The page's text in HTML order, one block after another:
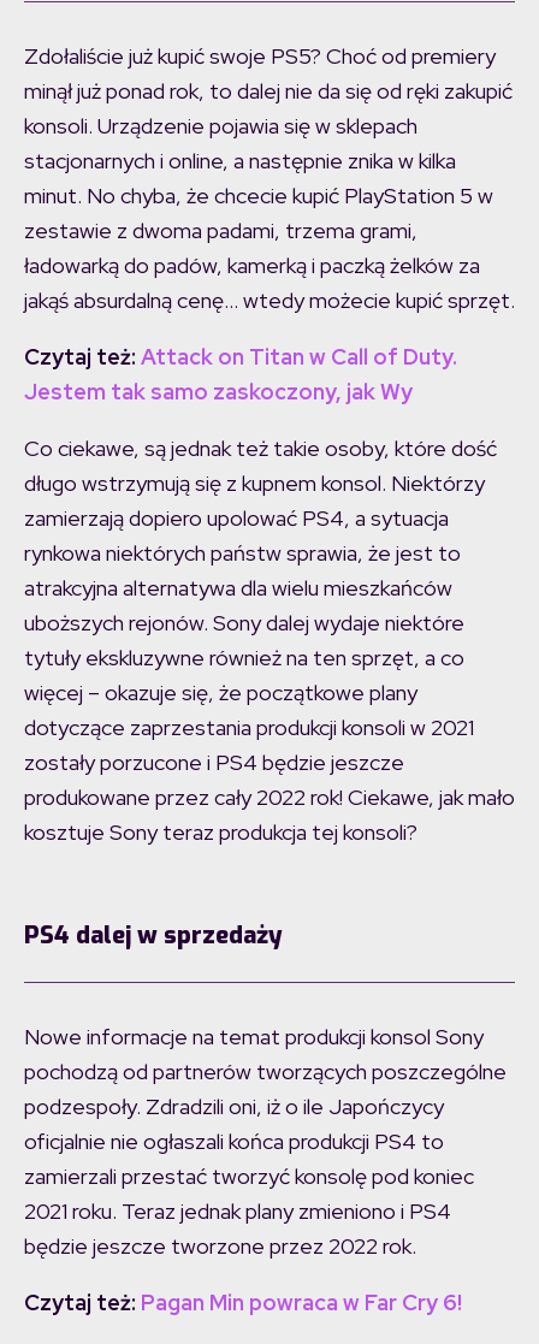
Zdołaliście już kupić swoje PS5? Choć od premiery
minął już ponad rok, to dalej nie da się od ręki zakupić
konsoli. Urządzenie pojawia się w sklepach
stacjonarnych i online, a następnie znika w kilka
minut. No chyba, że chcecie kupić PlayStation 5 w
zestawie z dwoma padami, trzema grami,
ładowarką do padów, kamerką i paczką żelków za
jakąś absurdalną cenę… wtedy możecie kupić sprzęt.
Czytaj też: Attack on Titan w Call of Duty.
Jestem tak samo zaskoczony, jak Wy
Co ciekawe, są jednak też takie osoby, które dość
długo wstrzymują się z kupnem konsol. Niektórzy
zamierzają dopiero upolować PS4, a sytuacja
rynkowa niektórych państw sprawia, że jest to
atrakcyjna alternatywa dla wielu mieszkańców
uboższych rejonów. Sony dalej wydaje niektóre
tytuły ekskluzywne również na ten sprzęt, a co
więcej – okazuje się, że początkowe plany
dotyczące zaprzestania produkcji konsoli w 2021
zostały porzucone i PS4 będzie jeszcze
produkowane przez cały 2022 rok! Ciekawe, jak mało
kosztuje Sony teraz produkcja tej konsoli?
PS4 dalej w sprzedaży
Nowe informacje na temat produkcji konsol Sony
pochodzą od partnerów tworzących poszczególne
podzespoły. Zdradzili oni, iż o ile Japończycy
oficjalnie nie ogłaszali końca produkcji PS4 to
zamierzali przestać tworzyć konsolę pod koniec
2021 roku. Teraz jednak plany zmieniono i PS4
będzie jeszcze tworzone przez 2022 rok.
Czytaj też: Pagan Min powraca w Far Cry 6!